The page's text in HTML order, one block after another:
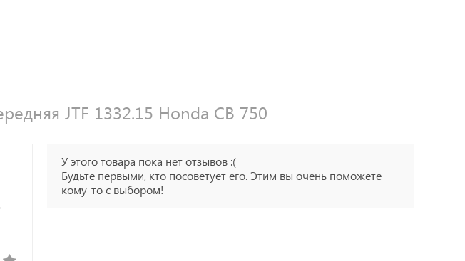
JTF 1332.15 Honda CB 750
У этого товара пока нет отзывов :(
Будьте первыми, кто посоветует его. Этим вы очень поможете
кому-то с выбором!